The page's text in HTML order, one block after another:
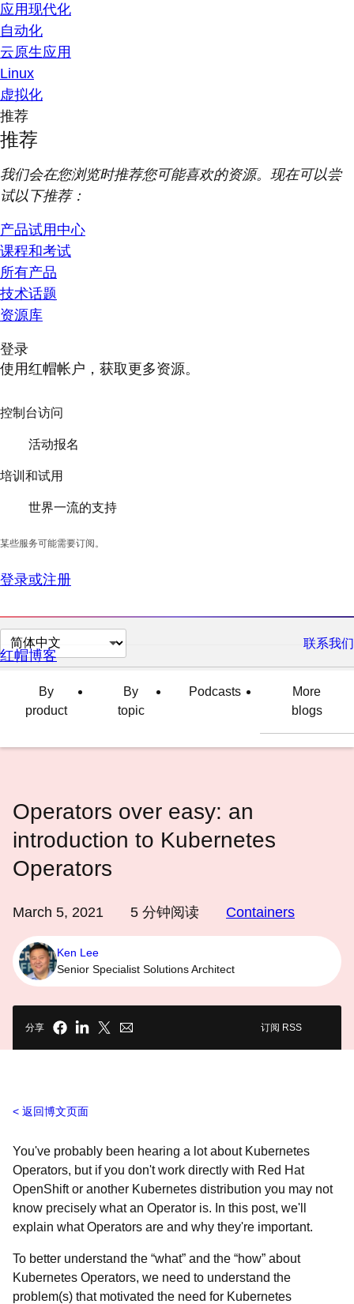
应用现代化
自动化
云原生应用
Linux
虚拟化
推荐
推荐
我们会在您浏览时推荐您可能喜欢的资源。现在可以尝
试以下推荐：
产品试用中心
课程和考试
所有产品
技术话题
资源库
登录
使用红帽帐户，获取更多资源。
控制台访问
活动报名
培训和试用
世界一流的支持
某些服务可能需要订阅。
登录或注册
切
换
言
联系我们
红帽博客
By
product
By
topic
Podcasts
More
blogs
Operators over easy: an
introduction to Kubernetes
Operators
March 5, 2021 5 分钟阅读 Containers
Ken Lee
Senior Specialist Solutions Architect
分享 订阅 RSS
返回博文页面
You've probably been hearing a lot about Kubernetes
Operators, but if you don't work directly with Red Hat
OpenShift or another Kubernetes distribution you may not
know precisely what an Operator is. In this post, we'll
explain what Operators are and why they're important.
To better understand the “what” and the “how” about
Kubernetes Operators, we need to understand the
problem(s) that motivated the need for Kubernetes